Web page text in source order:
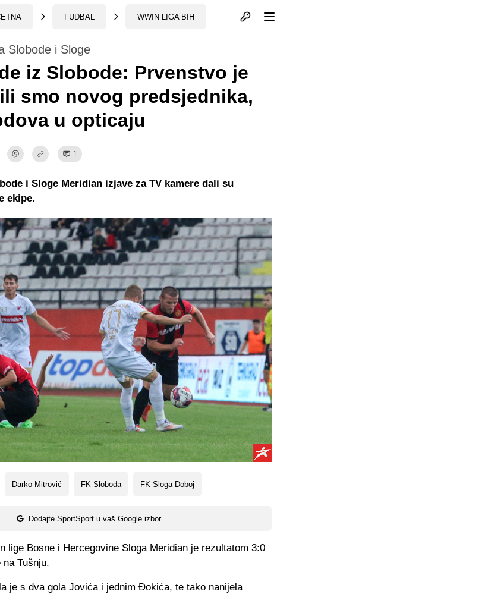
FUDBAL WWIN LIGA BIH Otvori profil
Slobode i Sloge
iz Slobode: Prvenstvo je
smo novog predsjednika,
u opticaju
1
Darko Mitrović FK Sloboda FK Sloga Doboj
Dodajte SportSport u vaš Google izbor
i Sloge Meridian izjave za TV kamere dali su
ekipe.
lige Bosne i Hercegovine Sloga Meridian je rezultatom 3:0
Tušnju.
je s dva gola Jovića i jednim Đokića, te tako nanijela